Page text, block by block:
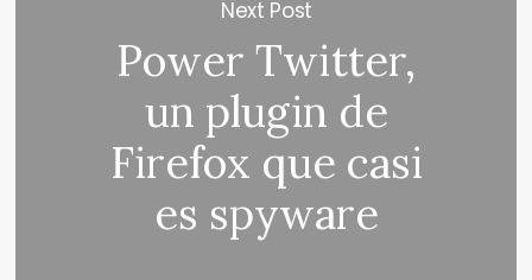
Next Post
Power Twitter,
un plugin de
Firefox que casi
es spyware